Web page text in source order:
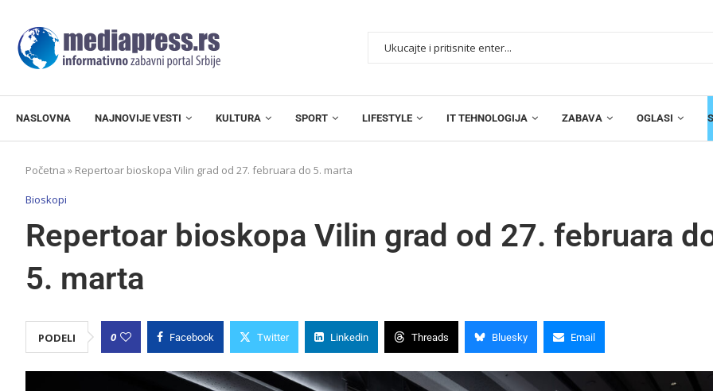
NASLOVNA NAJNOVIJE VESTI KULTURA SPORT LIFESTYLE IT TEHNOLOGIJA ZABAVA OGLASI
Početna » Repertoar bioskopa Vilin grad od 27. februara do 5. marta
Bioskopi
Repertoar bioskopa Vilin grad od 27. februara
5. marta
PODELI 0 Facebook Twitter Linkedin Threads Bluesky Email